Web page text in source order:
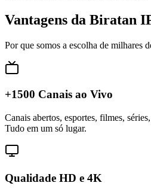
Vantagens da Biratan
Por que somos a escolha de milhares
+1500 Canais ao Vivo
Canais abertos, esportes, filmes,
Tudo em um só lugar.
Qualidade HD e 4K